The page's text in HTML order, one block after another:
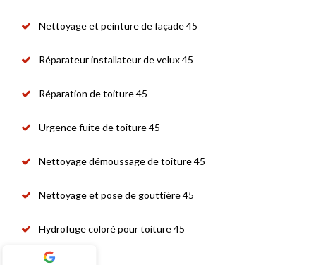
Nettoyage et peinture de façade 45
Réparateur installateur de velux 45
Réparation de toiture 45
Urgence fuite de toiture 45
Nettoyage démoussage de toiture 45
Nettoyage et pose de gouttière 45
Hydrofuge coloré pour toiture 45